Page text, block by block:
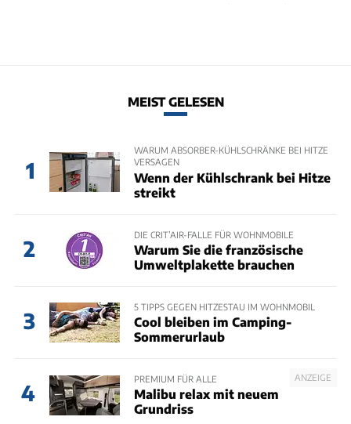
MEIST GELESEN
1
WARUM ABSORBER-KÜHLSCHRÄNKE BEI HITZE
VERSAGEN
Wenn der Kühlschrank bei Hitze
streikt
2
DIE CRIT’AIR-FALLE FÜR WOHNMOBILE
Warum Sie die französische
Umweltplakette brauchen
3
5 TIPPS GEGEN HITZESTAU IM WOHNMOBIL
Cool bleiben im Camping-
Sommerurlaub
4
ANZEIGE
PREMIUM FÜR ALLE
Malibu relax mit neuem
Grundriss